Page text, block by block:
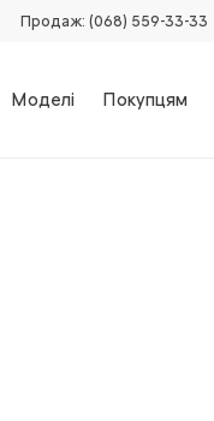
Продаж: (068) 559-33-33
Моделі Покупцям